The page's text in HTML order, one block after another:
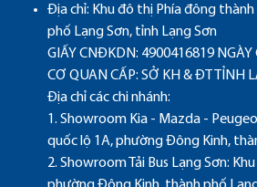
Địa chỉ: Khu đô thị Phía đông
phố Lạng Sơn, tỉnh Lạng Sơn
GIẤY CNĐKDN: 4900416819
CƠ QUAN CẤP: SỞ KH & ĐT TỈNH
Địa chỉ các chi nhánh:
1. Showroom Kia - Mazda -
quốc lộ 1A, phường Đông Kinh,
2. Showroom Tải Bus Lạng Sơn: